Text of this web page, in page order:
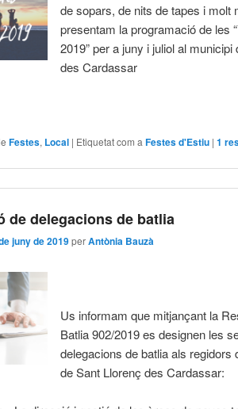
de sopars, de nits de tapes i molt
presentam la programació de les
2019” per a juny i juliol al
des Cardassar
Festes, Local | Etiquetat com a Festes d'Estiu |1
de delegacions de batlia
juny de 2019 perAntònia Bauzà
Us informam que mitjançant la
Batlia 902/2019 es designen les
delegacions de batlia als regidors
de Sant Llorenç des Cardassar: